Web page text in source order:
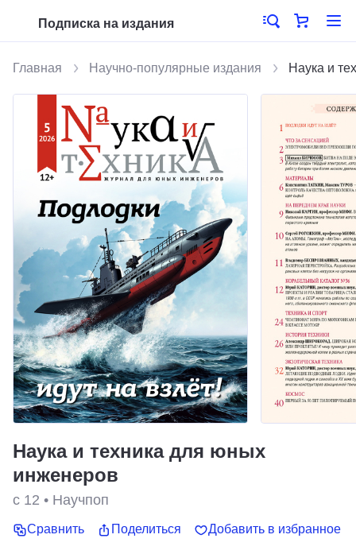
Подписка на издания
Главная Научно-популярные издания Наука и
Наука и техника для юных
инженеров
с 12 • Научпоп
Сравнить Поделиться Добавить в избранное